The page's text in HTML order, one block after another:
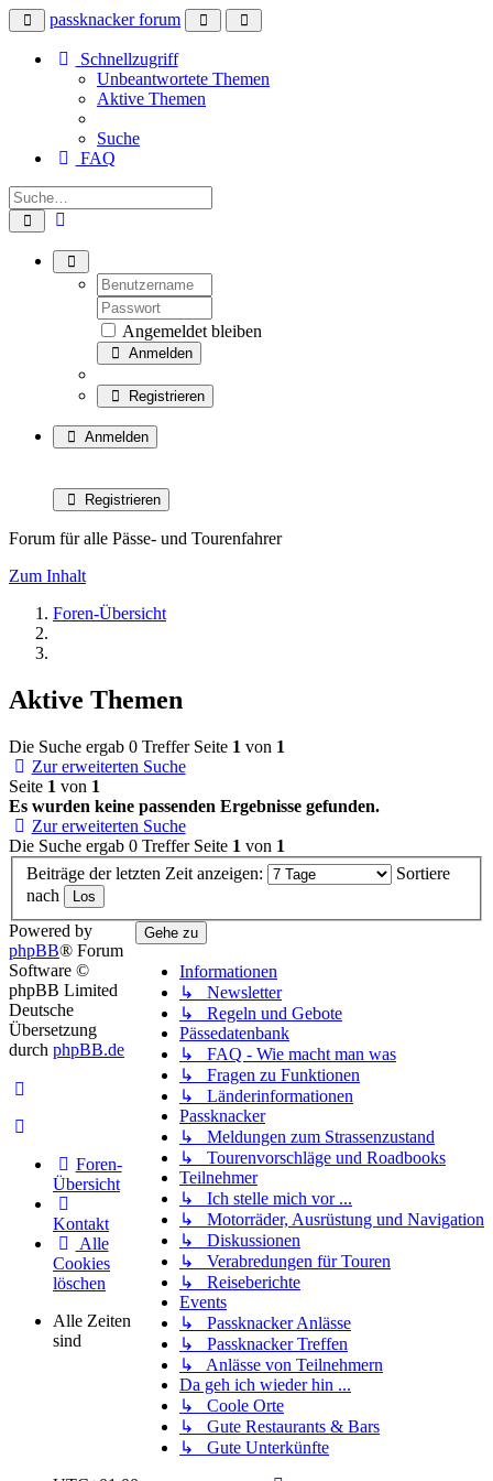
passknacker forum
Schnellzugriff
Unbeantwortete Themen
Aktive Themen
Suche
FAQ
Angemeldet bleiben
Anmelden
Registrieren
Anmelden
Registrieren
Forum für alle Pässe- und Tourenfahrer
Zum Inhalt
Foren-Übersicht
Aktive Themen
Die Suche ergab 0 Treffer Seite 1 von 1
Zur erweiterten Suche
Seite 1 von 1
Es wurden keine passenden Ergebnisse gefunden.
Zur erweiterten Suche
Die Suche ergab 0 Treffer Seite 1 von 1
Beiträge der letzten Zeit anzeigen:
Sortiere
nach
Gehe zu
Informationen
↳ Newsletter
↳ Regeln und Gebote
Pässedatenbank
↳ FAQ - Wie macht man was
↳ Fragen zu Funktionen
↳ Länderinformationen
Passknacker
↳ Meldungen zum Strassenzustand
↳ Tourenvorschläge und Roadbooks
Teilnehmer
↳ Ich stelle mich vor ...
↳ Motorräder, Ausrüstung und Navigation
↳ Diskussionen
↳ Verabredungen für Touren
↳ Reiseberichte
Events
↳ Passknacker Anlässe
↳ Passknacker Treffen
↳ Anlässe von Teilnehmern
Da geh ich wieder hin ...
↳ Coole Orte
↳ Gute Restaurants & Bars
↳ Gute Unterkünfte
Powered by
phpBB® Forum
Software ©
phpBB Limited
Deutsche
Übersetzung
durch phpBB.de
Foren-
Übersicht
Kontakt
Alle
Cookies
löschen
Alle Zeiten
sind